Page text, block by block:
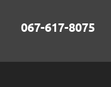
067-617-8075